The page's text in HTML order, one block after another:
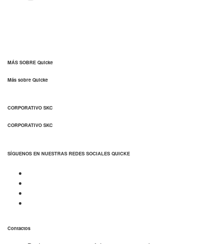
MÁS SOBRE Quicke
Más sobre Quicke
CORPORATIVO SKC
CORPORATIVO SKC
SÍGUENOS EN NUESTRAS REDES SOCIALES QUICKE
Contactos